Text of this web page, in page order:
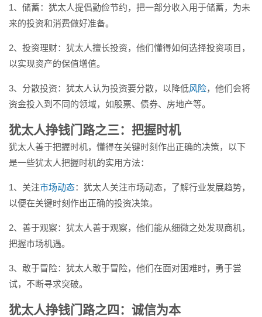
1、储蓄：犹太人提倡勤俭节约，把一部分收入用于储蓄，为未
来的投资和消费做好准备。
2、投资理财：犹太人擅长投资，他们懂得如何选择投资项目，
以实现资产的保值增值。
3、分散投资：犹太人认为投资要分散，以降低风险，他们会将
资金投入到不同的领域，如股票、债券、房地产等。
犹太人挣钱门路之三：把握时机
犹太人善于把握时机，懂得在关键时刻作出正确的决策，以下
是一些犹太人把握时机的实用方法：
1、关注市场动态：犹太人关注市场动态，了解行业发展趋势，
以便在关键时刻作出正确的投资决策。
2、善于观察：犹太人善于观察，他们能从细微之处发现商机，
把握市场机遇。
3、敢于冒险：犹太人敢于冒险，他们在面对困难时，勇于尝
试，不断寻求突破。
犹太人挣钱门路之四：诚信为本